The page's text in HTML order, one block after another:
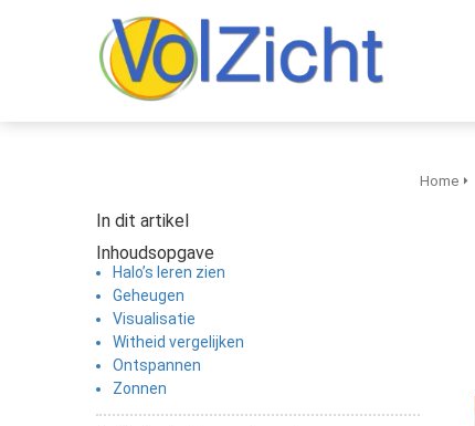
In dit artikel
Inhoudsopgave
Halo’s leren zien
Geheugen
Visualisatie
Witheid vergelijken
Ontspannen
Zonnen
Home